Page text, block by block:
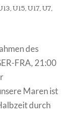
U15, U17, U7,
des
FRA, 21:00
Maren ist
durch